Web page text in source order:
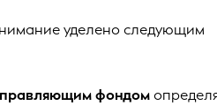
уделено следующим
фондом